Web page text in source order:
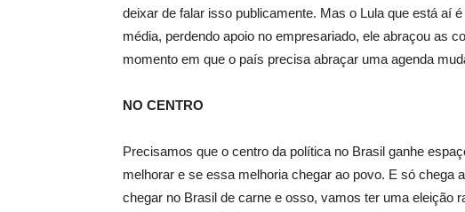
deixar de falar isso publicamente. Mas o Lula que está aí
média, perdendo apoio no empresariado, ele abraçou as
momento em que o país precisa abraçar uma agenda
NO CENTRO
Precisamos que o centro da política no Brasil ganhe
melhorar e se essa melhoria chegar ao povo. E só chega
chegar no Brasil de carne e osso, vamos ter uma eleição